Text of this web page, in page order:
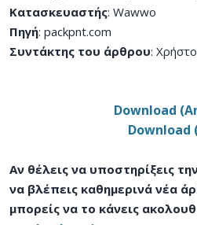
Κατασκευαστής: Wawwo
Πηγή: packpnt.com
Συντάκτης του άρθρου:
Download
Download
Αν θέλεις να υποστηρίξεις
να βλέπεις καθημερινά νέα
μπορείς να το κάνεις